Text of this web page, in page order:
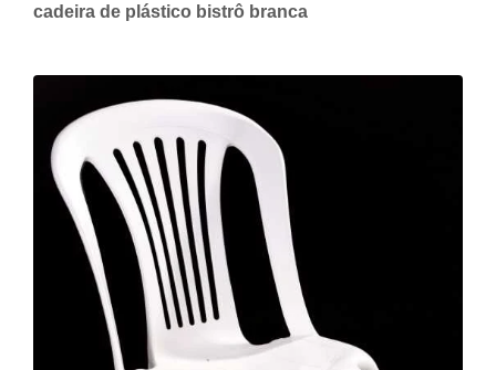
cadeira de plástico bistrô branca